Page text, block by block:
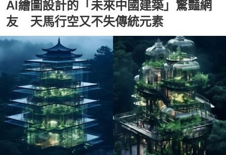
AI繪圖設計的「未來中國建築」驚豔網
友 天馬行空又不失傳統元素